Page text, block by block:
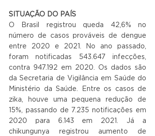
SITUAÇÃO DO PAÍS
O Brasil registrou queda 42,6% no
número de casos prováveis de dengue
entre 2020 e 2021. No ano passado,
foram notificadas 543.647 infecções,
contra 947.192 em 2020. Os dados são
da Secretaria de Vigilância em Saúde do
Ministério da Saúde. Entre os casos de
zika, houve uma pequena redução de
15%, passando de 7.235 notificações em
2020 para 6.143 em 2021. Já a
chikungunya registrou aumento de